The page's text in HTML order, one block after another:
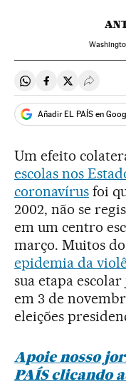
Compartir en
Compartir en
Compartir
Añadir EL PAÍS en
Um efeito
escolas nos
coronavírusfoi
2002, não se
em um centro
março. Muitos
epidemia da
sua etapa
em 3 de
eleições
Apoie nosso
PAÍS clicando